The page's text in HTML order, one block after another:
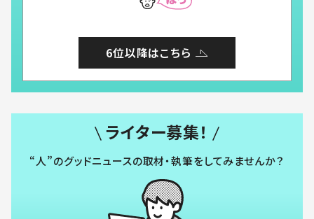
6位以降はこちら
ライター募集！
“人”のグッドニュースの取材・執筆をしてみませんか？